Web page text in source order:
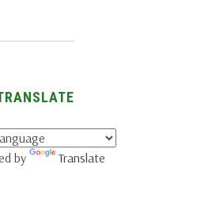
by Translate